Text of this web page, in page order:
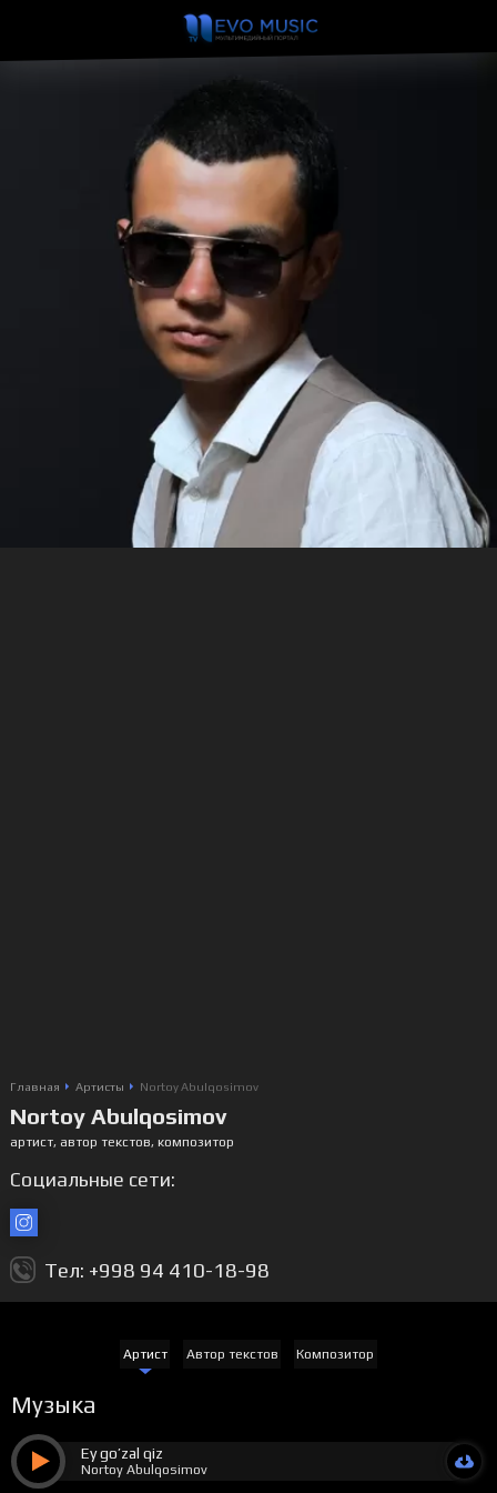
Главная Артисты Nortoy Abulqosimov
Nortoy Abulqosimov
артист, автор текстов, композитор
Социальные сети:
Тел: +998 94 410-18-98
Артист Автор текстов Композитор
Музыка
Ey go’zal qiz
Nortoy Abulqosimov